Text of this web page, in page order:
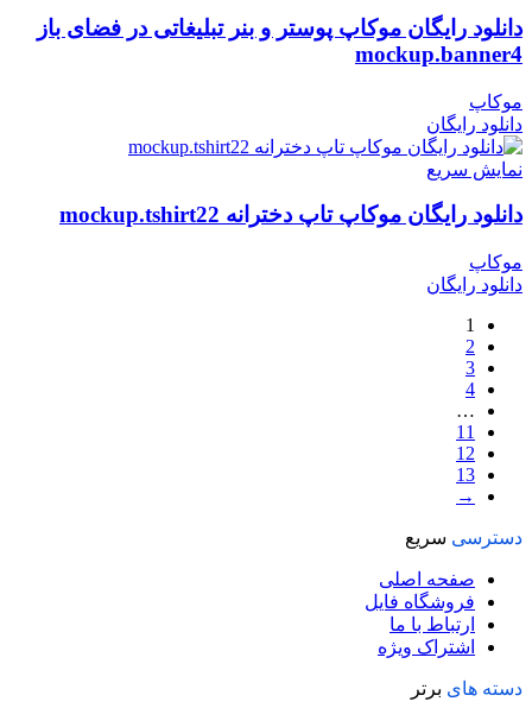
دانلود رایگان موکاپ پوستر و بنر تبلیغاتی در فضای باز
mockup.banner4
موکاپ
دانلود رایگان
نمایش سریع
دانلود رایگان موکاپ تاپ دخترانه mockup.tshirt22
موکاپ
دانلود رایگان
1
2
3
4
…
11
12
13
→
دسترسی سریع
صفحه اصلی
فروشگاه فایل
ارتباط با ما
اشتراک ویژه
دسته های برتر